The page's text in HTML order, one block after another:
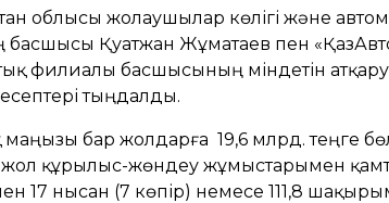
облысы жолаушылар көлігі және
басшысы Қуатжан Жұматаев пен
филиалы басшысының міндетін
тыңдалды.
бар жолдарға 19,6 млрд. теңге
құрылыс-жөндеу жұмыстарымен
17 нысан (7 көпір) немесе 111,8